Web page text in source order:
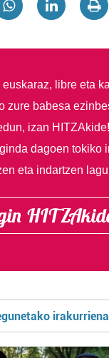
libre eta
zure babesa
izan
dagoen tokiko
eta indartzen